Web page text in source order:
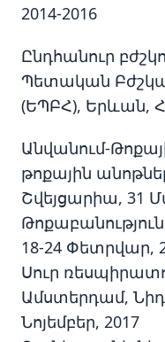
2014-2016
Ընդհանուր
Պետական
(ԵՊԲՀ), Երևան,
Անվանում-
թոքային
Շվեյցարիա, 31
18-24 Փետրվար,
Սուր
Ամստերդամ,
Նոյեմբեր, 2017